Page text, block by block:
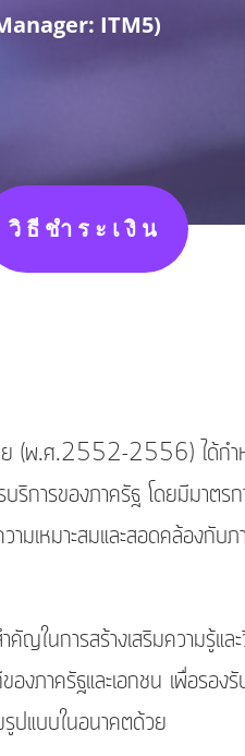
ITM5)
วิธีชำระเงิน
พ.ศ.2552-2556) ได้กำหน
การของภาครัฐ โดยมีมาตร
มเหมาะสมและสอดคล้องกับ
นการสร้างเสริมความรู้แล
งภาครัฐและเอกชน เพื่อรอ
ปแบบในอนาคตด้วย